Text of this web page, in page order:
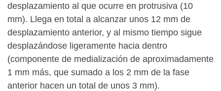
desplazamiento al que ocurre en protrusiva (10
mm). Llega en total a alcanzar unos 12 mm de
desplazamiento anterior, y al mismo tiempo sigue
desplazándose ligeramente hacia dentro
(componente de medialización de aproximadamente
1 mm más, que sumado a los 2 mm de la fase
anterior hacen un total de unos 3 mm).